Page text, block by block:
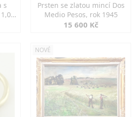
s
Prsten se zlatou mincí Dos
Medio Pesos, rok 1945
15 600 Kč
NOVÉ